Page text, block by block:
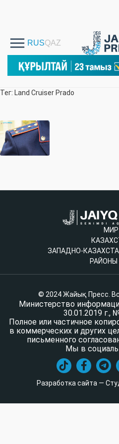
Тег: Land Cruiser Prado
МИР
ЗАПАДНО-
РАЙОНЫ
© 2024 Жайық Пресс.
Министерство
30.01.2019 г.,
Полное или частичное
в коммерческих и других
письменного
Мы в
Разработка сайта —